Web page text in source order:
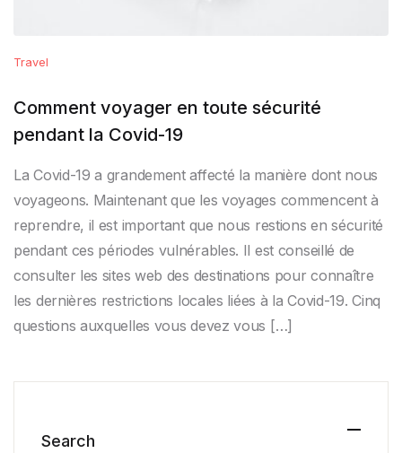
Travel
Comment voyager en toute sécurité
pendant la Covid-19
La Covid-19 a grandement affecté la manière dont nous
voyageons. Maintenant que les voyages commencent à
reprendre, il est important que nous restions en sécurité
pendant ces périodes vulnérables. Il est conseillé de
consulter les sites web des destinations pour connaître
les dernières restrictions locales liées à la Covid-19. Cinq
questions auxquelles vous devez vous […]
Search